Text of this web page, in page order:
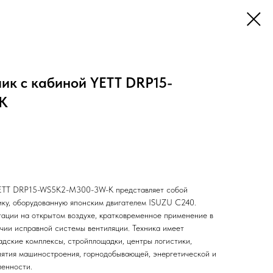
с кабиной YETT DRP15-
DRP15-WS5K2-M300-3W-K представляет собой
оборудованную японским двигателем ISUZU C240.
на открытом воздухе, кратковременное применение в
исправной системы вентиляции. Техника имеет
комплексы, стройплощадки, центры логистики,
машиностроения, горнодобывающей, энергетической и